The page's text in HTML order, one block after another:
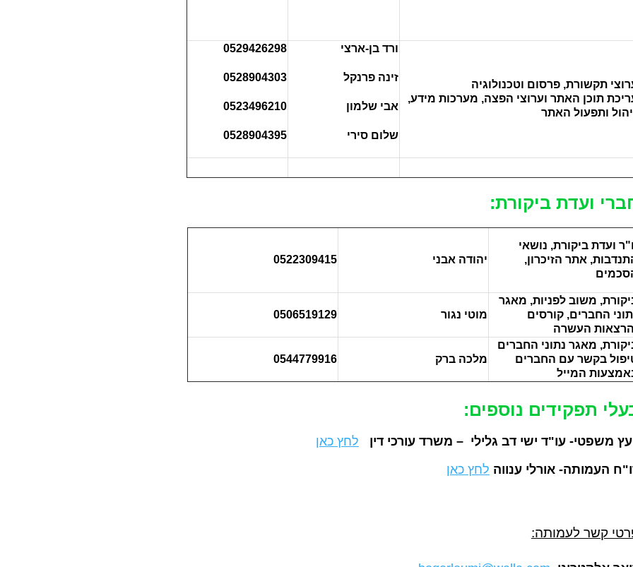
תקשורת, פרסום וטכנולוגיה
תוכן האתר וערוצי הפצה, מערכות מידע,
ותפעול האתר
ורד בן-ארצי
זינה פרנקל
אבי שלמון
שלום סירי
0529426298
0528904303
0523496210
0528904395
ועדת ביקורת:
ועדת ביקורת, נושאי
אתר הזיכרון,
יהודה אבני 0522309415
משוב לפניות, מאגר
החברים, קורסים
העשרה
מוטי נגור 0506519129
מאגר נתוני החברים
בקשר עם החברים
המייל
מלכה ברק 0544779916
תפקידים נוספים:
משפטי-עו"ד ישי דב גלילי – משרד עורכי דין לחץ כאן
העמותה- אורלי ענווה לחץ כאן
קשר לעמותה: